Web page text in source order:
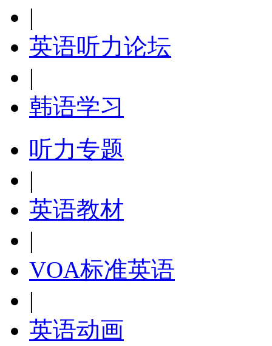
|
英语听力论坛
|
韩语学习
听力专题
|
英语教材
|
VOA标准英语
|
英语动画